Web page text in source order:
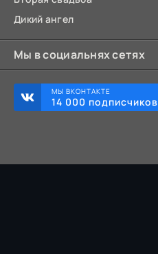
Дикий ангел
Мы в социальнях сетях
МЫ ВКОНТАКТЕ
14 000 подписчиков